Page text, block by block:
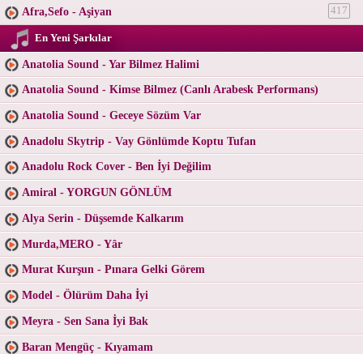
Afra,Sefo - Aşiyan 417
En Yeni Şarkılar
Anatolia Sound - Yar Bilmez Halimi
Anatolia Sound - Kimse Bilmez (Canlı Arabesk Performans)
Anatolia Sound - Geceye Sözüm Var
Anadolu Skytrip - Vay Gönlümde Koptu Tufan
Anadolu Rock Cover - Ben İyi Değilim
Amiral - YORGUN GÖNLÜM
Alya Serin - Düşsemde Kalkarım
Murda,MERO - Yâr
Murat Kurşun - Pınara Gelki Görem
Model - Ölürüm Daha İyi
Meyra - Sen Sana İyi Bak
Baran Mengüç - Kıyamam